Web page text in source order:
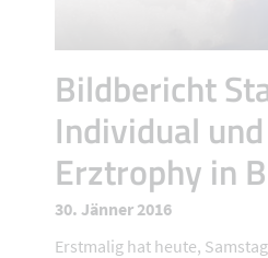
Bildbericht
Individual
Erztrophy in
30. Jänner 2016
Erstmalig hat heute,